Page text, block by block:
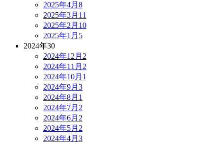
2025年4月 8
2025年3月 11
2025年2月 10
2025年1月 5
2024年30
2024年12月 2
2024年11月 2
2024年10月 1
2024年9月 3
2024年8月 1
2024年7月 2
2024年6月 2
2024年5月 2
2024年4月 3